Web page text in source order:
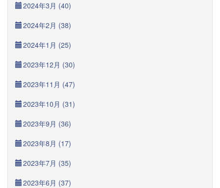
2024年3月 (40)
2024年2月 (38)
2024年1月 (25)
2023年12月 (30)
2023年11月 (47)
2023年10月 (31)
2023年9月 (36)
2023年8月 (17)
2023年7月 (35)
2023年6月 (37)